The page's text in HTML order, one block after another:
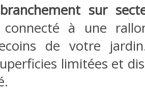
sur
connecté à une
de votre
limitées et